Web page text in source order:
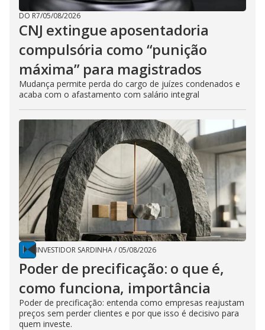
DO R7/05/08/2026
CNJ extingue aposentadoria
compulsória como “punição
máxima” para magistrados
Mudança permite perda do cargo de juízes condenados e
acaba com o afastamento com salário integral
INVESTIDOR SARDINHA/ 05/08/2026
Poder de precificação: o que é,
como funciona, importância
Poder de precificação: entenda como empresas reajustam
preços sem perder clientes e por que isso é decisivo para
quem investe.